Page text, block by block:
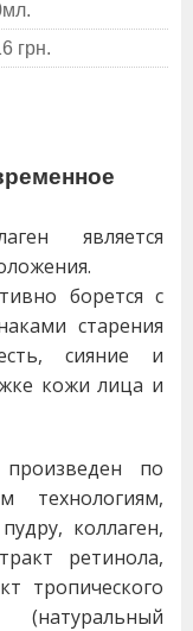
грн.
является
борется с
старения
сияние и
кожи лица и
по
технологиям,
коллаген,
ретинола,
тропического